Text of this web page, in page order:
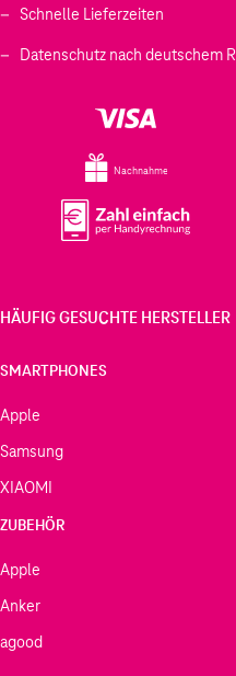
Schnelle Lieferzeiten
Datenschutz nach deutschem
Nachnahme
HÄUFIG GESUCHTE HERSTELLER
SMARTPHONES
Apple
Samsung
XIAOMI
ZUBEHÖR
Apple
Anker
agood